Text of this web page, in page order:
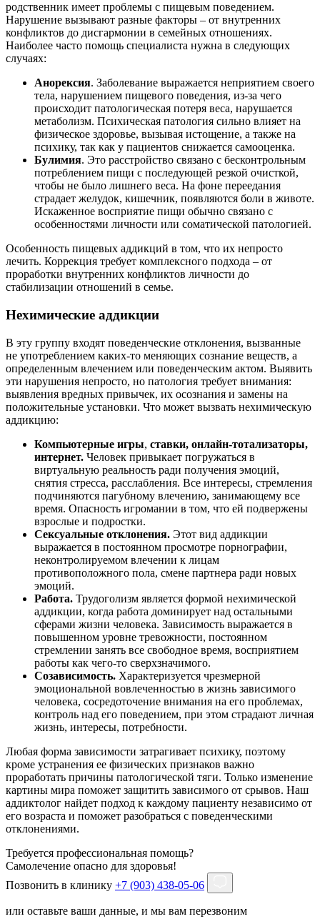
родственник имеет проблемы с пищевым поведением.
Нарушение вызывают разные факторы – от внутренних
конфликтов до дисгармонии в семейных отношениях.
Наиболее часто помощь специалиста нужна в следующих
случаях:
Анорексия. Заболевание выражается неприятием своего
тела, нарушением пищевого поведения, из-за чего
происходит патологическая потеря веса, нарушается
метаболизм. Психическая патология сильно влияет на
физическое здоровье, вызывая истощение, а также на
психику, так как у пациентов снижается самооценка.
Булимия. Это расстройство связано с бесконтрольным
потреблением пищи с последующей резкой очисткой,
чтобы не было лишнего веса. На фоне переедания
страдает желудок, кишечник, появляются боли в животе.
Искаженное восприятие пищи обычно связано с
особенностями личности или соматической патологией.
Особенность пищевых аддикций в том, что их непросто
лечить. Коррекция требует комплексного подхода – от
проработки внутренних конфликтов личности до
стабилизации отношений в семье.
Нехимические аддикции
В эту группу входят поведенческие отклонения, вызванные
не употреблением каких-то меняющих сознание веществ, а
определенным влечением или поведенческим актом. Выявить
эти нарушения непросто, но патология требует внимания:
выявления вредных привычек, их осознания и замены на
положительные установки. Что может вызвать нехимическую
аддикцию:
Компьютерные игры, ставки, онлайн-тотализаторы,
интернет. Человек привыкает погружаться в
виртуальную реальность ради получения эмоций,
снятия стресса, расслабления. Все интересы, стремления
подчиняются пагубному влечению, занимающему все
время. Опасность игромании в том, что ей подвержены
взрослые и подростки.
Сексуальные отклонения. Этот вид аддикции
выражается в постоянном просмотре порнографии,
неконтролируемом влечении к лицам
противоположного пола, смене партнера ради новых
эмоций.
Работа. Трудоголизм является формой нехимической
аддикции, когда работа доминирует над остальными
сферами жизни человека. Зависимость выражается в
повышенном уровне тревожности, постоянном
стремлении занять все свободное время, восприятием
работы как чего-то сверхзначимого.
Созависимость. Характеризуется чрезмерной
эмоциональной вовлеченностью в жизнь зависимого
человека, сосредоточение внимания на его проблемах,
контроль над его поведением, при этом страдают личная
жизнь, интересы, потребности.
Любая форма зависимости затрагивает психику, поэтому
кроме устранения ее физических признаков важно
проработать причины патологической тяги. Только изменение
картины мира поможет защитить зависимого от срывов. Наш
аддиктолог найдет подход к каждому пациенту независимо от
его возраста и поможет разобраться с поведенческими
отклонениями.
Требуется профессиональная помощь?
Самолечение опасно для здоровья!
Позвонить в клинику +7 (903) 438-05-06
или оставьте ваши данные, и мы вам перезвоним